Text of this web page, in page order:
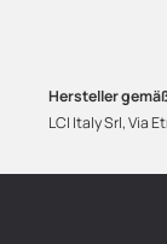
Hersteller
LCI Italy Srl, Via